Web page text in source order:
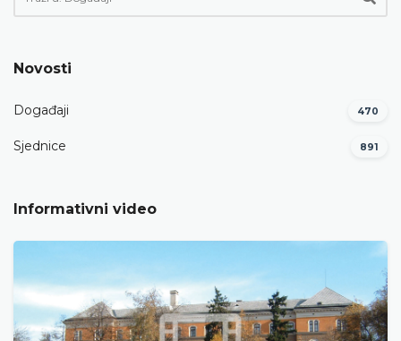
Novosti
Događaji 470
Sjednice 891
Informativni video